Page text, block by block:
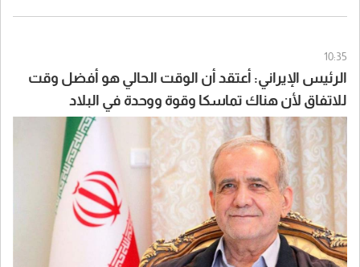
10:35
الرئيس الإيراني: أعتقد أن الوقت الحالي هو أفضل وقت
للاتفاق لأن هناك تماسكا وقوة ووحدة في البلاد